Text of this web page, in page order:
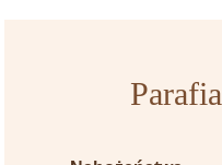
Parafia